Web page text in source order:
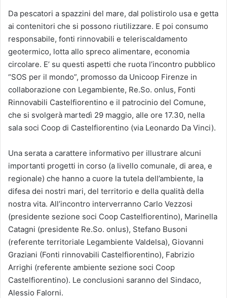
Da pescatori a spazzini del mare, dal polistirolo usa e getta
ai contenitori che si possono riutilizzare. E poi consumo
responsabile, fonti rinnovabili e teleriscaldamento
geotermico, lotta allo spreco alimentare, economia
circolare. E’ su questi aspetti che ruota l’incontro pubblico
“SOS per il mondo”, promosso da Unicoop Firenze in
collaborazione con Legambiente, Re.So. onlus, Fonti
Rinnovabili Castelfiorentino e il patrocinio del Comune,
che si svolgerà martedì 29 maggio, alle ore 17.30, nella
sala soci Coop di Castelfiorentino (via Leonardo Da Vinci).
Una serata a carattere informativo per illustrare alcuni
importanti progetti in corso (a livello comunale, di area, e
regionale) che hanno a cuore la tutela dell’ambiente, la
difesa dei nostri mari, del territorio e della qualità della
nostra vita. All’incontro interverranno Carlo Vezzosi
(presidente sezione soci Coop Castelfiorentino), Marinella
Catagni (presidente Re.So. onlus), Stefano Busoni
(referente territoriale Legambiente Valdelsa), Giovanni
Graziani (Fonti rinnovabili Castelfiorentino), Fabrizio
Arrighi (referente ambiente sezione soci Coop
Castelfiorentino). Le conclusioni saranno del Sindaco,
Alessio Falorni.